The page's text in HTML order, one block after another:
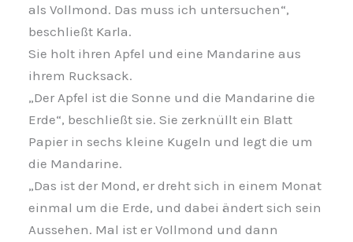
als Vollmond. Das muss ich untersuchen“,
beschließt Karla.
Sie holt ihren Apfel und eine Mandarine aus
ihrem Rucksack.
„Der Apfel ist die Sonne und die Mandarine die
Erde“, beschließt sie. Sie zerknüllt ein Blatt
Papier in sechs kleine Kugeln und legt die um
die Mandarine.
„Das ist der Mond, er dreht sich in einem Monat
einmal um die Erde, und dabei ändert sich sein
Aussehen. Mal ist er Vollmond und dann